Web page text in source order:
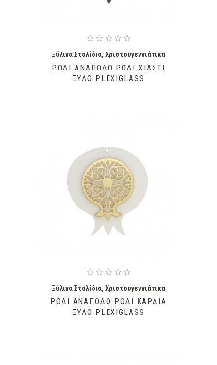
Ξύλινα Στολίδια, Χριστουγεννιάτικα
ΡΌΔΙ ΑΝΆΠΟΔΟ ΡΌΔΙ ΧΙΑΣΤΊ
ΞΎΛΟ PLEXIGLASS
Ξύλινα Στολίδια, Χριστουγεννιάτικα
ΡΌΔΙ ΑΝΆΠΟΔΟ ΡΌΔΙ ΚΑΡΔΙΆ
ΞΎΛΟ PLEXIGLASS